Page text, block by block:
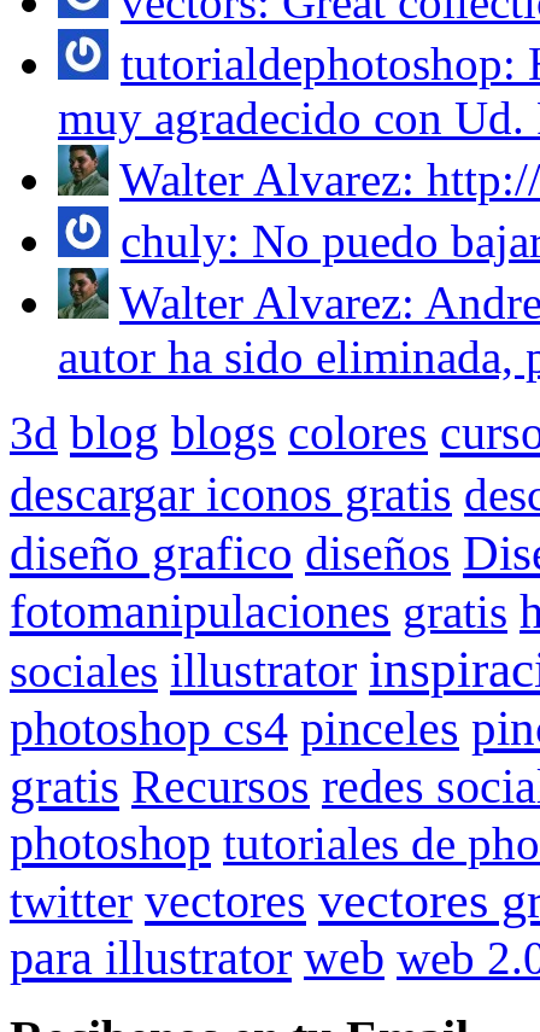
tutorialdephotoshop:
muy agradecido con Ud.
Walter Alvarez:
chuly: No puedo
Walter Alvarez:
autor ha sido eliminada,
3d blog blogs colores
descargar iconos gratis
diseño grafico diseños
fotomanipulaciones gratis
sociales illustrator
photoshop cs4 pinceles
gratis Recursos redes
photoshop tutoriales de
twitter vectores vectores
para illustrator web web